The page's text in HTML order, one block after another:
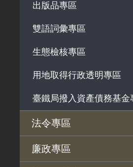
行政指導有關文書
施政計畫、業務統計及
預算與決算書
政策宣導廣告支出
出版品專區
雙語詞彙專區
生態檢核專區
用地取得行政透明專區
用地公告
用地法規
徵收案件資訊
臺鐵局撥入資產債務基金
法令專區
法令查詢
解釋性規定及裁量基準
法令英譯徵集意見專區
訴願文件下載
相關實務判解
相關網站資源
廉政專區